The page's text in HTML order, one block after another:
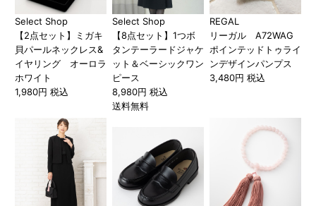
Select Shop
【2点セット】ミガキ
貝パールネックレス&
イヤリング オーロラ
ホワイト
1,980円 税込
Select Shop
【8点セット】1つボ
タンテーラードジャケ
ット＆ベーシックワン
ピース
8,980円 税込
送料無料
REGAL
リーガル A72WAG
ポインテッドトゥライ
ンデザインパンプス
3,480円 税込